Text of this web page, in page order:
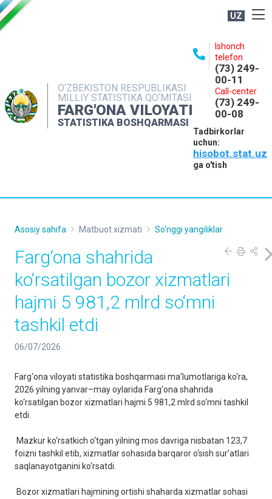
UZ
O‘ZBEKISTON RESPUBLIKASI
MILLIY STATISTIKA QO‘MITASI
FARG'ONA VILOYATI
STATISTIKA BOSHQARMASI
Ishonch
telefon
(73) 249-
00-11
Call-center
(73) 249-
00-08
Tadbirkorlar
uchun:
hisobot.stat.uz
ga o'tish
NASHRLAR
INTERAKTIV XIZMATLAR
MATBUOT XIZMATI
Asosiy sahifa Matbuot xizmati So'nggi yangiliklar
Farg‘ona shahrida
ko‘rsatilgan bozor xizmatlari
hajmi 5 981,2 mlrd so‘mni
tashkil etdi
06/07/2026
Farg‘ona viloyati statistika boshqarmasi ma’lumotlariga ko‘ra,
2026 yilning yanvar–may oylarida Farg‘ona shahrida
ko‘rsatilgan bozor xizmatlari hajmi 5 981,2 mlrd so‘mni tashkil
etdi.
Mazkur ko‘rsatkich o‘tgan yilning mos davriga nisbatan 123,7
foizni tashkil etib, xizmatlar sohasida barqaror o‘sish sur’atlari
saqlanayotganini ko‘rsatdi.
Bozor xizmatlari hajmining ortishi shaharda xizmatlar sohasi